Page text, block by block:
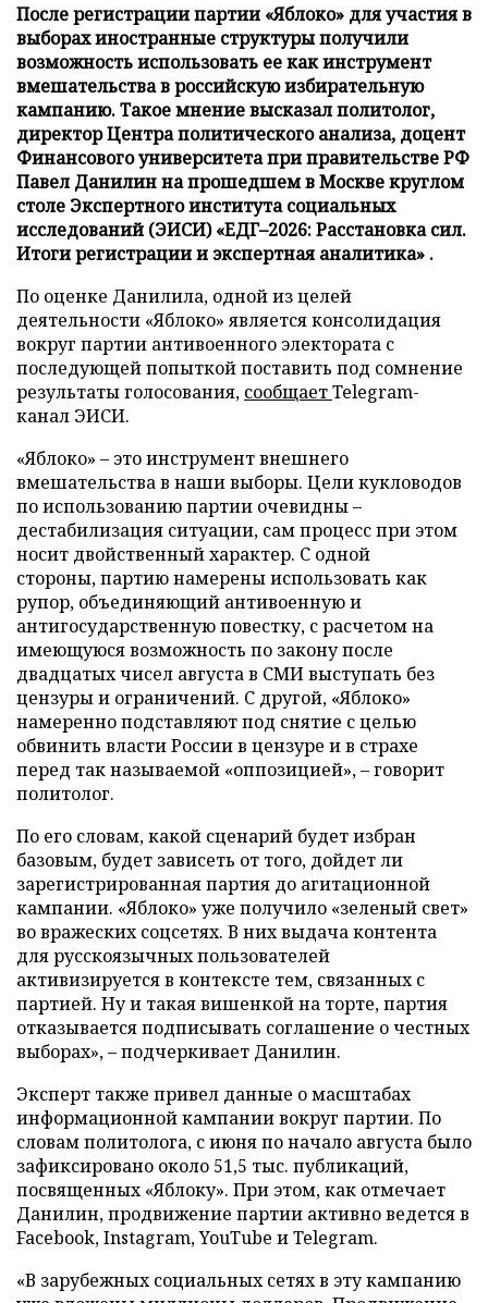
После регистрации партии «Яблоко» для участия в
выборах иностранные структуры получили
возможность использовать ее как инструмент
вмешательства в российскую избирательную
кампанию. Такое мнение высказал политолог,
директор Центра политического анализа, доцент
Финансового университета при правительстве РФ
Павел Данилин на прошедшем в Москве круглом
столе Экспертного института социальных
исследований (ЭИСИ) «ЕДГ–2026: Расстановка сил.
Итоги регистрации и экспертная аналитика» .
По оценке Данилила, одной из целей
деятельности «Яблоко» является консолидация
вокруг партии антивоенного электората с
последующей попыткой поставить под сомнение
результаты голосования, сообщаетTelegram-
канал ЭИСИ.
«Яблоко» – это инструмент внешнего
вмешательства в наши выборы. Цели кукловодов
по использованию партии очевидны –
дестабилизация ситуации, сам процесс при этом
носит двойственный характер. С одной
стороны, партию намерены использовать как
рупор, объединяющий антивоенную и
антигосударственную повестку, с расчетом на
имеющуюся возможность по закону после
двадцатых чисел августа в СМИ выступать без
цензуры и ограничений. С другой, «Яблоко»
намеренно подставляют под снятие с целью
обвинить власти России в цензуре и в страхе
перед так называемой «оппозицией», – говорит
политолог.
По его словам, какой сценарий будет избран
базовым, будет зависеть от того, дойдет ли
зарегистрированная партия до агитационной
кампании. «Яблоко» уже получило «зеленый свет»
во вражеских соцсетях. В них выдача контента
для русскоязычных пользователей
активизируется в контексте тем, связанных с
партией. Ну и такая вишенкой на торте, партия
отказывается подписывать соглашение о честных
выборах», – подчеркивает Данилин.
Эксперт также привел данные о масштабах
информационной кампании вокруг партии. По
словам политолога, с июня по начало августа было
зафиксировано около 51,5 тыс. публикаций,
посвященных «Яблоку». При этом, как отмечает
Данилин, продвижение партии активно ведется в
Facebook, Instagram, YouTube и Telegram.
«В зарубежных социальных сетях в эту кампанию